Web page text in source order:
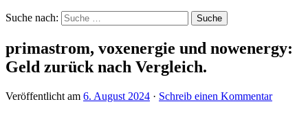
Suche nach:
primastrom, voxenergie und nowenergy:
Geld zurück nach Vergleich.
Veröffentlicht am 6. August 2024 · Schreib einen Kommentar